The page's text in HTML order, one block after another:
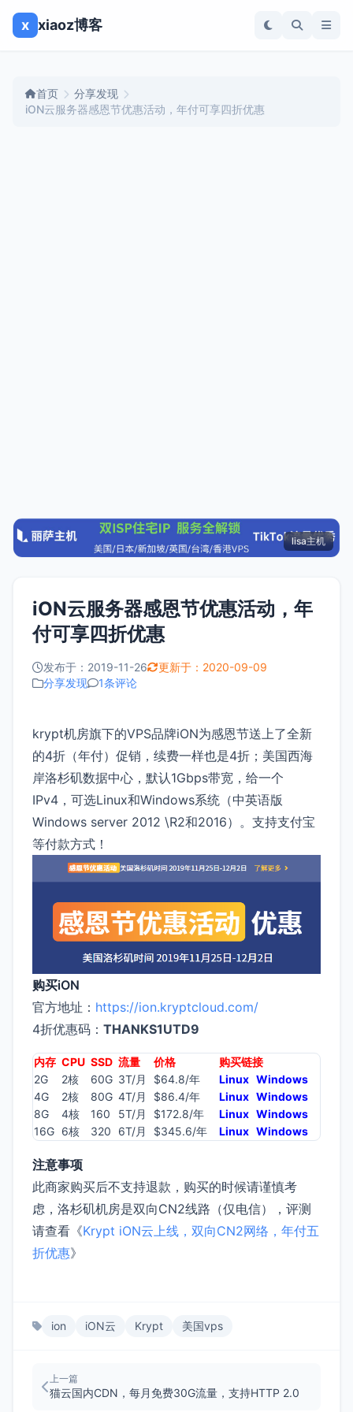
x xiaoz博客
首页
分享发现
iON云服务器感恩节优惠活动，年付可享四折优惠
lisa主机
iON云服务器感恩节优惠活动，年
付可享四折优惠
发布于：2019-11-26
更新于：2020-09-09
分享发现
1条评论
krypt机房旗下的VPS品牌iON为感恩节送上了全新
的4折（年付）促销，续费一样也是4折；美国西海
岸洛杉矶数据中心，默认1Gbps带宽，给一个
IPv4，可选Linux和Windows系统（中英语版
Windows server 2012 \R2和2016）。支持支付宝
等付款方式！
购买iON
官方地址： https://ion.kryptcloud.com/
4折优惠码： THANKS1UTD9
内存 CPU SSD 流量 价格
购买链接
2G
2核 60G 3T/月 $64.8/年 Linux Windows
4G
2核 80G 4T/月 $86.4/年 Linux Windows
8G
4核 160 5T/月 $172.8/年 Linux Windows
16G 6核 320 6T/月 $345.6/年 Linux Windows
注意事项
此商家购买后不支持退款，购买的时候请谨慎考
虑，洛杉矶机房是双向CN2线路（仅电信），评测
请查看《Krypt iON云上线，双向CN2网络，年付五
折优惠》
ion iON云 Krypt 美国vps
上一篇
猫云国内CDN，每月免费30G流量，支持HTTP 2.0